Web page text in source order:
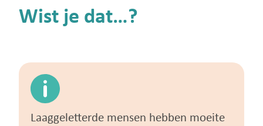
Wist je dat…?
Laaggeletterde mensen hebben moeite